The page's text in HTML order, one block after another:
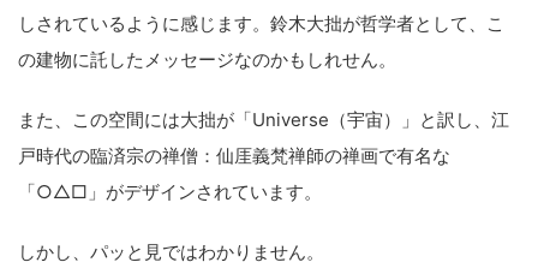
しされているように感じます。鈴木大拙が哲学者として、こ
の建物に託したメッセージなのかもしれせん。
また、この空間には大拙が「Universe（宇宙）」と訳し、江
戸時代の臨済宗の禅僧：仙厓義梵禅師の禅画で有名な
「○△□」がデザインされています。
しかし、パッと見ではわかりません。